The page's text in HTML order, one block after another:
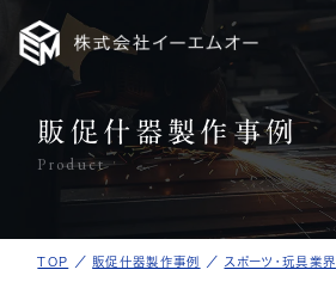
ホーム
製作事例
事業案内
販促什器製作事例
Product
TOP ／ 販促什器製作事例 ／ スポーツ・玩具業界